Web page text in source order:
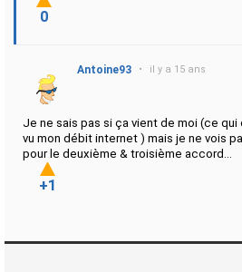
0
Antoine93 • il y a 15 ans
Je ne sais pas si ça vient de moi (ce
vu mon débit internet ) mais je ne vois
pour le deuxième & troisième accord...
+1